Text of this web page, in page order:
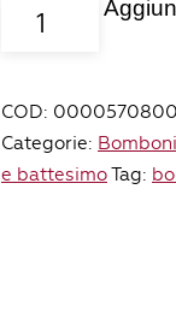
Sacchettino
TULIPANI
blockprint
cartajuta
quantità
COD: 0000570800
Categorie:
e battesimoTag: